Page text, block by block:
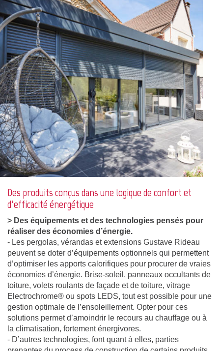
Des produits conçus dans une logique de confort et
d’efficacité énergétique
> Des équipements et des technologies pensés pour
réaliser des économies d’énergie.
- Les pergolas, vérandas et extensions Gustave Rideau
peuvent se doter d’équipements optionnels qui permettent
d’optimiser les apports calorifiques pour procurer de vraies
économies d’énergie. Brise-soleil, panneaux occultants de
toiture, volets roulants de façade et de toiture, vitrage
Electrochrome® ou spots LEDS, tout est possible pour une
gestion optimale de l’ensoleillement. Opter pour ces
solutions permet d’amoindrir le recours au chauffage ou à
la climatisation, fortement énergivores.
- D’autres technologies, font quant à elles, parties